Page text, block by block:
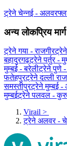
ट्रेने चेन्नई - अलवर
अन्य लोकप्रिय मार्ग
ट्रेने गया - राजगीर
बहादुरगढ़ट्रेने पर्तुर -
मुम्बई - बरेलीट्रेने पुणे
फतेहपुरट्रेने दल्ली
समस्तीपुरट्रेने मुम्बई -
मुम्बईट्रेने पलवल -
Virail >
ट्रेने अलवर -